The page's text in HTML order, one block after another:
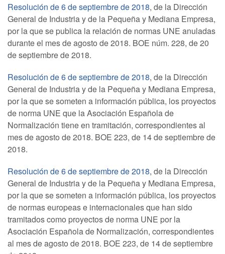
Resolución de 6 de septiembre de 2018, de la Dirección
General de Industria y de la Pequeña y Mediana Empresa,
por la que se publica la relación de normas UNE anuladas
durante el mes de agosto de 2018. BOE núm. 228, de 20
de septiembre de 2018.
Resolución de 6 de septiembre de 2018, de la Dirección
General de Industria y de la Pequeña y Mediana Empresa,
por la que se someten a información pública, los proyectos
de norma UNE que la Asociación Española de
Normalización tiene en tramitación, correspondientes al
mes de agosto de 2018. BOE 223, de 14 de septiembre de
2018.
Resolución de 6 de septiembre de 2018, de la Dirección
General de Industria y de la Pequeña y Mediana Empresa,
por la que se someten a información pública, los proyectos
de normas europeas e internacionales que han sido
tramitados como proyectos de norma UNE por la
Asociación Española de Normalización, correspondientes
al mes de agosto de 2018. BOE 223, de 14 de septiembre